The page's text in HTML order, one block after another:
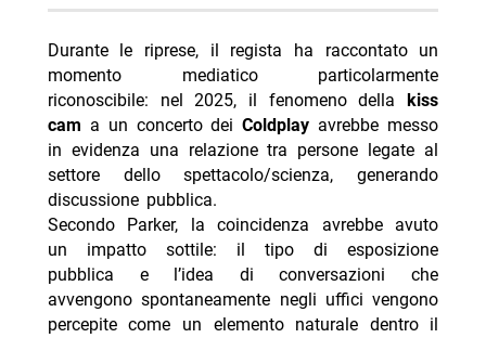
Durante le riprese, il regista ha raccontato un
momento mediatico particolarmente
riconoscibile: nel 2025, il fenomeno dellakiss
cam a un concerto deiColdplay avrebbe messo
in evidenza una relazione tra persone legate al
settore dello spettacolo/scienza, generando
discussione pubblica.
Secondo Parker, la coincidenza avrebbe avuto
un impatto sottile: il tipo di esposizione
pubblica e l’idea di conversazioni che
avvengono spontaneamente negli uffici vengono
percepite come un elemento naturale dentro il